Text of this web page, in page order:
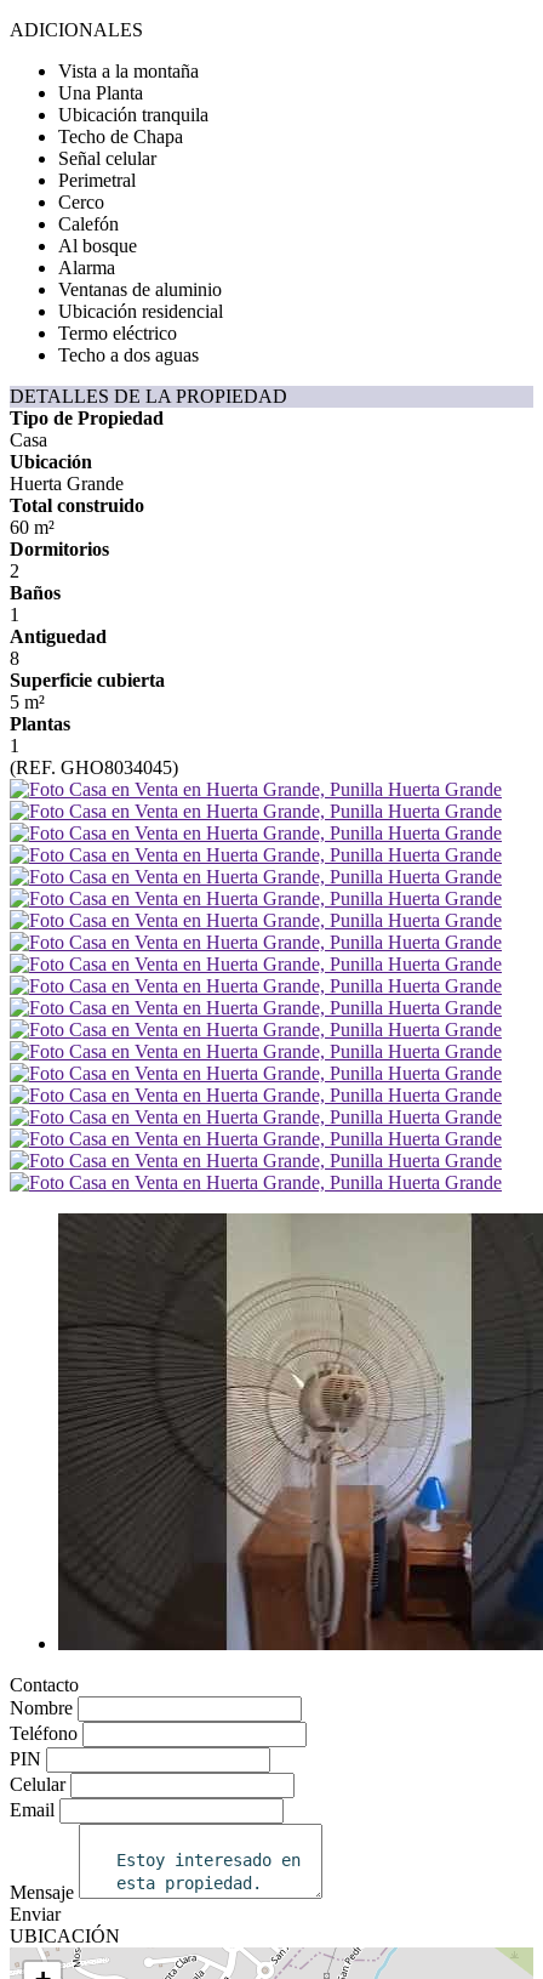
ADICIONALES
Vista a la montaña
Una Planta
Ubicación tranquila
Techo de Chapa
Señal celular
Perimetral
Cerco
Calefón
Al bosque
Alarma
Ventanas de aluminio
Ubicación residencial
Termo eléctrico
Techo a dos aguas
DETALLES DE LA PROPIEDAD
Tipo de Propiedad
Casa
Ubicación
Huerta Grande
Total construido
60 m²
Dormitorios
2
Baños
1
Antiguedad
8
Superficie cubierta
5 m²
Plantas
1
(REF. GHO8034045)
Contacto
Nombre
Teléfono
PIN
Celular
Email
Mensaje
Enviar
UBICACIÓN